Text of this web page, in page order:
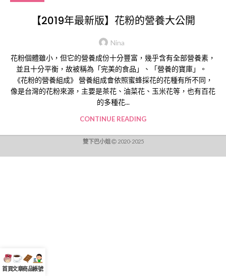
【2019年最新版】花粉的營養大公開
Nina
花粉個體雖小，但它的營養成份十分豐富，幾乎含有全部營養素，
並且十分平衡，故被稱為「完美的食品」、「營養的寶庫」。
《花粉的營養組成》 營養組成會依照蜜蜂採花的花種有所不同，
像是台灣的花粉來源，主要是茶花、油菜花、玉米花等，也有百花
的多種花...
CONTINUE READING
雙下巴小姐 2020-2025
首頁文章商品帳號